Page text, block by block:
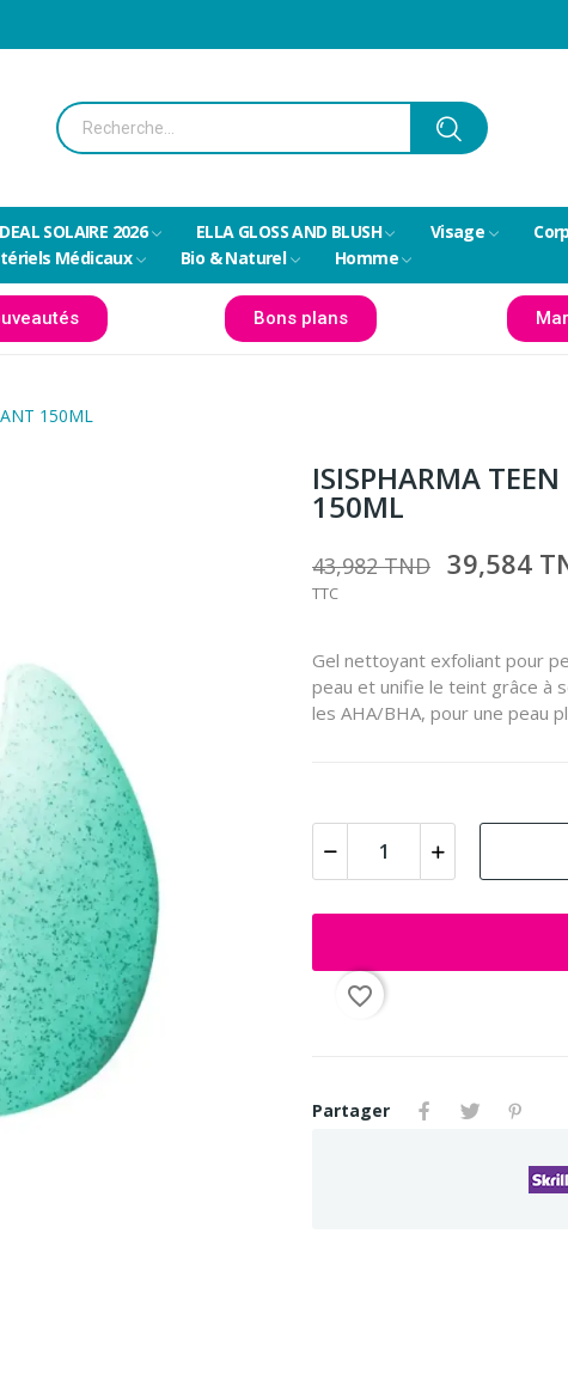
DEAL SOLAIRE 2026 ELLA GLOSS AND BLUSH Visage
Médicaux Bio & Naturel Homme
Bons plans
150ML
ISISPHARMA
150ML
43,982 TND 39,584
TTC
Gel nettoyant exfoliant pour
peau et unifie le teint grâce à
les AHA/BHA, pour une peau
favorite_border
Partager